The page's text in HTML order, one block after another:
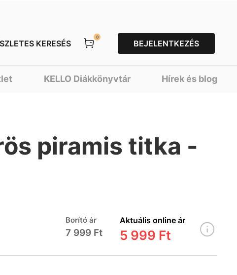
KERESÉS
0
BEJELENTKEZÉS
KELLO Diákkönyvtár Hírek és blog
piramis titka -
Borító ár
7 999 Ft
Aktuális online ár
5 999 Ft